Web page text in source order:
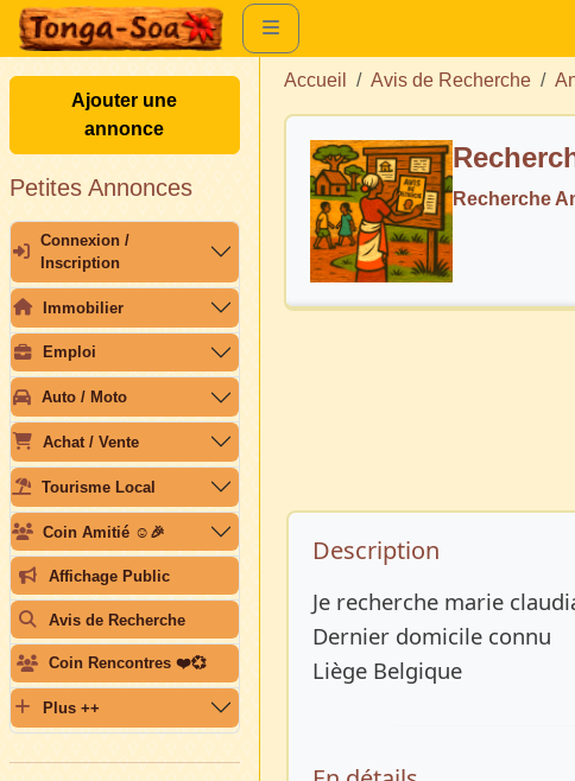
Ajouter une
annonce
Petites Annonces
Connexion /
Inscription
Immobilier
Emploi
Auto / Moto
Achat / Vente
Tourisme Local
Coin Amitié ☺️🎉
Affichage Public
Avis de Recherche
Coin Rencontres ❤️💞
Plus ++
Accueil Avis de Recherche
Recherche
Description de
Description
Je recherche marie
Dernier domicile connu
Liège Belgique